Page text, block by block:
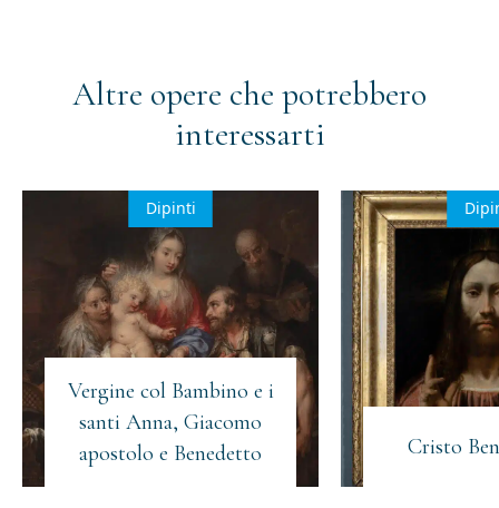
Altre opere che potrebbero
interessarti
Vergine col Bambino e i
santi Anna, Giacomo
apostolo e Benedetto
Dipinti
Cristo